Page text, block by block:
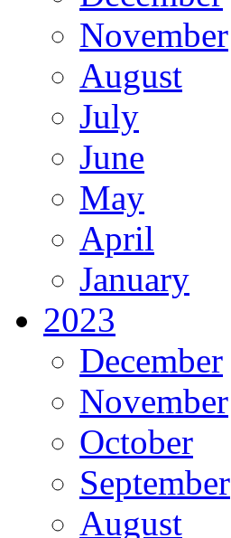
November
August
July
June
May
April
January
2023
December
November
October
September
August